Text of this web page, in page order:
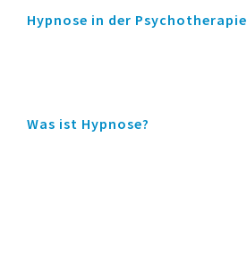
Hypnose in der Psychotherapie
Was ist Hypnose?